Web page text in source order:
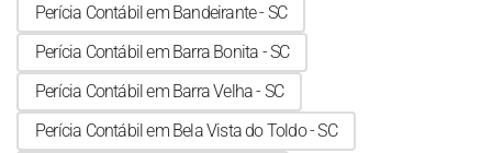
Perícia Contábil em Bandeirante - SC
Perícia Contábil em Barra Bonita - SC
Perícia Contábil em Barra Velha - SC
Perícia Contábil em Bela Vista do Toldo - SC